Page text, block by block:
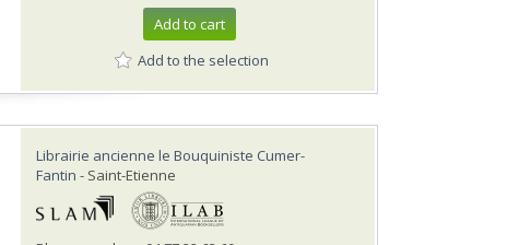
Add to cart
Add to the selection
Librairie ancienne le Bouquiniste Cumer-
Fantin - Saint-Etienne